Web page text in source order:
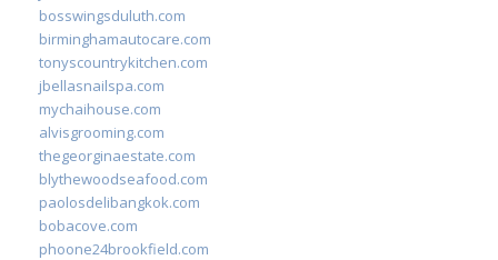
bosswingsduluth.com
birminghamautocare.com
tonyscountrykitchen.com
jbellasnailspa.com
mychaihouse.com
alvisgrooming.com
thegeorginaestate.com
blythewoodseafood.com
paolosdelibangkok.com
bobacove.com
phoone24brookfield.com